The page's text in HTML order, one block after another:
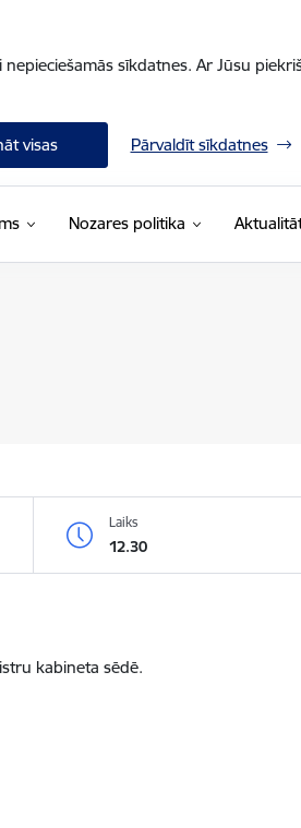
sīkdatnes. Ar Jūsu
visas Pārvaldīt sīkdatnes
Nozares politika
Laiks
12.30
kabineta sēdē.